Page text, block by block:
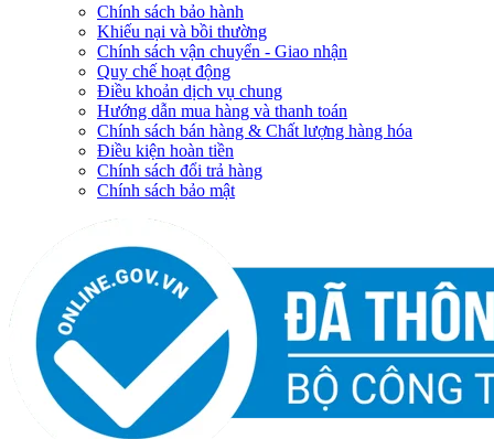
Chính sách bảo hành
Khiếu nại và bồi thường
Chính sách vận chuyển - Giao nhận
Quy chế hoạt động
Điều khoản dịch vụ chung
Hướng dẫn mua hàng và thanh toán
Chính sách bán hàng & Chất lượng hàng hóa
Điều kiện hoàn tiền
Chính sách đổi trả hàng
Chính sách bảo mật